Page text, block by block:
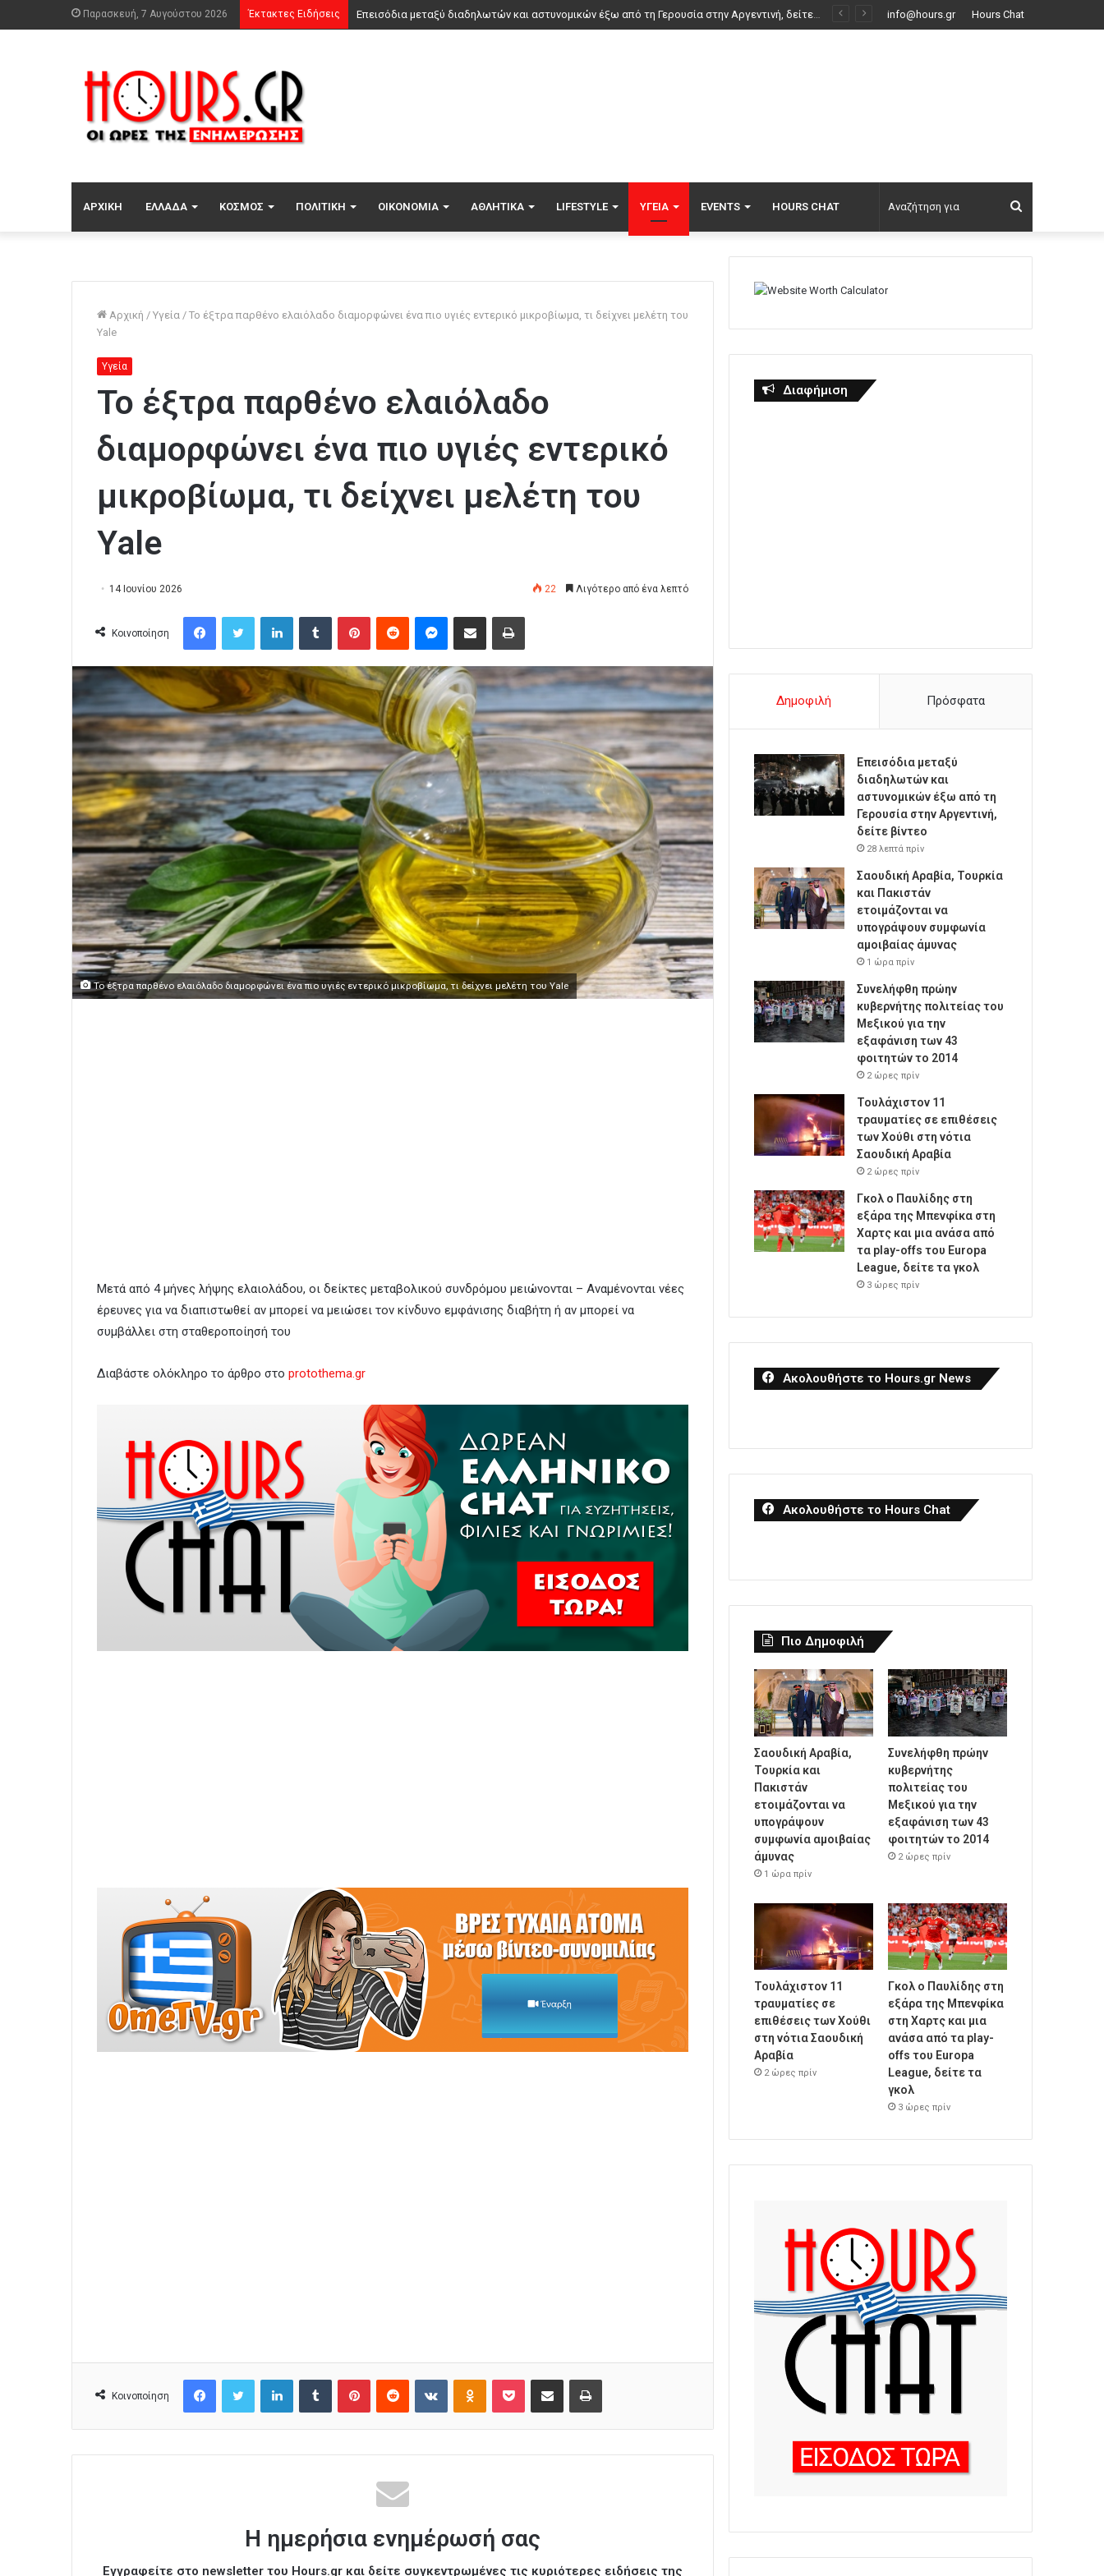
Παρασκευή, 7 Αυγούστου 2026 Έκτακτες Ειδήσεις Σαουδική Αραβία, Τουρκία και Πακιστάν ετοιμάζονται να υπογράψουν συμφωνία αμοιβαίας άμυνας info@hours.gr Hours Chat
ΑΡΧΙΚΉ ΕΛΛΆΔΑ ΚΌΣΜΟΣ ΠΟΛΙΤΙΚΉ ΟΙΚΟΝΟΜΊΑ ΑΘΛΗΤΙΚΆ LIFESTYLE ΥΓΕΊΑ EVENTS HOURS CHAT
για
Αρχική / Υγεία / Το έξτρα παρθένο ελαιόλαδο διαμορφώνει ένα πιο υγιές εντερικό μικροβίωμα, τι δείχνει μελέτη του
Yale
Υγεία
Το έξτρα παρθένο ελαιόλαδο
διαμορφώνει ένα πιο υγιές εντερικό
μικροβίωμα, τι δείχνει μελέτη του
Yale
14 Ιουνίου 2026 22 Λιγότερο από ένα λεπτό
Κοινοποίηση
Το έξτρα παρθένο ελαιόλαδο διαμορφώνει ένα πιο υγιές εντερικό μικροβίωμα, τι δείχνει μελέτη του Yale
Μετά από 4 μήνες λήψης ελαιολάδου, οι δείκτες μεταβολικού συνδρόμου μειώνονται – Αναμένονται νέες
έρευνες για να διαπιστωθεί αν μπορεί να μειώσει τον κίνδυνο εμφάνισης διαβήτη ή αν μπορεί να
συμβάλλει στη σταθεροποίησή του
Διαβάστε ολόκληρο το άρθρο στο protothema.gr
Κοινοποίηση
Η ημερήσια ενημέρωσή σας
Εγγραφείτε στο newsletter του Hours.gr και δείτε συγκεντρωμένες τις κυριότερες ειδήσεις της
Διαφήμιση
Δημοφιλή Πρόσφατα
Επεισόδια μεταξύ
διαδηλωτών και
αστυνομικών έξω από τη
Γερουσία στην Αργεντινή,
δείτε βίντεο
28 λεπτά πρίν
Σαουδική Αραβία, Τουρκία
και Πακιστάν
ετοιμάζονται να
υπογράψουν συμφωνία
αμοιβαίας άμυνας
1 ώρα πρίν
Συνελήφθη πρώην
κυβερνήτης πολιτείας του
Μεξικού για την
εξαφάνιση των 43
φοιτητών το 2014
2 ώρες πρίν
Τουλάχιστον 11
τραυματίες σε επιθέσεις
των Χούθι στη νότια
Σαουδική Αραβία
2 ώρες πρίν
Γκολ ο Παυλίδης στη
εξάρα της Μπενφίκα στη
Χαρτς και μια ανάσα από
τα play-offs του Europa
League, δείτε τα γκολ
3 ώρες πρίν
Ακολουθήστε το Hours.gr News
Ακολουθήστε το Hours Chat
Πιο Δημοφιλή
Σαουδική Αραβία,
Τουρκία και
Πακιστάν
ετοιμάζονται να
υπογράψουν
συμφωνία αμοιβαίας
άμυνας
1 ώρα πρίν
Συνελήφθη πρώην
κυβερνήτης
πολιτείας του
Μεξικού για την
εξαφάνιση των 43
φοιτητών το 2014
2 ώρες πρίν
Τουλάχιστον 11
τραυματίες σε
επιθέσεις των Χούθι
στη νότια Σαουδική
Αραβία
2 ώρες πρίν
Γκολ ο Παυλίδης στη
εξάρα της Μπενφίκα
στη Χαρτς και μια
ανάσα από τα play-
offs του Europa
League, δείτε τα
γκολ
3 ώρες πρίν